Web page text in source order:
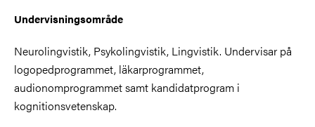
Undervisningsområde
Neurolingvistik, Psykolingvistik, Lingvistik. Undervisar på
logopedprogrammet, läkarprogrammet,
audionomprogrammet samt kandidatprogram i
kognitionsvetenskap.